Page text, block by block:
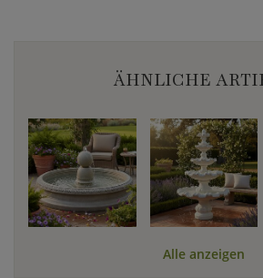
ÄHNLICHE
Alle anzeigen